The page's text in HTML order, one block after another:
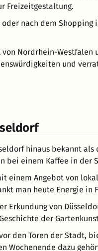
Freizeitgestaltung.
nach dem Shopping
Nordrhein-Westfalen
und
hinaus bekannt
bei einem Kaffee in der
Angebot von
man heute Energie in
von
der
den Toren der Stadt,
Wochenende dazu